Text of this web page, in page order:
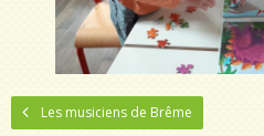
Les musiciens de Brême